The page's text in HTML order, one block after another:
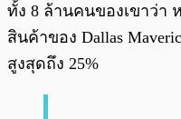
ทั้ง 8 ล้านคนของเขาว่า
สินค้าของ Dallas
สูงสุดถึง 25%